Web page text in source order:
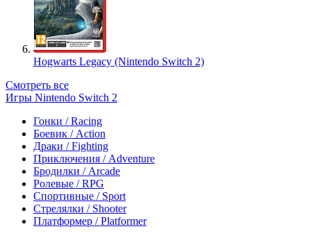
Hogwarts Legacy (Nintendo Switch 2)
Смотреть все
Игры Nintendo Switch 2
Гонки / Racing
Боевик / Action
Драки / Fighting
Приключения / Adventure
Бродилки / Arcade
Ролевые / RPG
Спортивные / Sport
Стрелялки / Shooter
Платформер / Platformer